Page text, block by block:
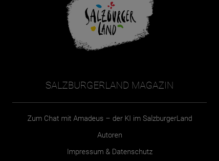
SALZBURGERLAND MAGAZIN
Zum Chat mit Amadeus – der KI im SalzburgerLand
Autoren
Impressum & Datenschutz